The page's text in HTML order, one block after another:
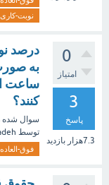
نوبت-کاری
0
امتیاز
3
پاسخ
7.3هزار بازدید
درصد
ساعت
کنند؟
سوال شده
توسط
فوق-